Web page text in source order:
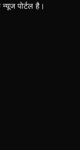
पोर्टल है।